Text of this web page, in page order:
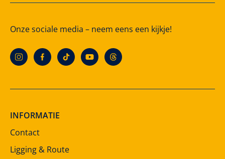
Onze sociale media – neem eens een kijkje!
INFORMATIE
Contact
Ligging & Route